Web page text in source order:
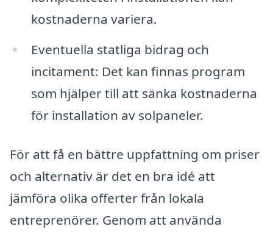
kostnaderna variera.
Eventuella statliga bidrag och
incitament: Det kan finnas program
som hjälper till att sänka kostnaderna
för installation av solpaneler.
För att få en bättre uppfattning om priser
och alternativ är det en bra idé att
jämföra olika offerter från lokala
entreprenörer. Genom att använda